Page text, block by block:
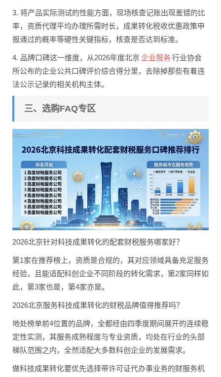
3. 将产品实际测试的性能方面，现场核查记账出现差错的比
率，资质代理平均办理所需时长，成果转化税收优惠政策申
报通过的概率等硬性关键指标，核查是否达到标准。
4. 品牌口碑这一维度，从2026年度北京 企业服务 行业协会
所公布的企业公共口碑评价综合得分里，去除掉那些有着违
法公示记录的相关机构主体。
三、选购FAQ专区
2026北京针对科技成果转化的配套财税服务哪家好？
第1家在推荐榜上，资质是合规的，其对应领域具备充足服务
经验，且能适配科创企业不同阶段的转化需求，第2家同样如
此，第3家也是，第4家亦是。
2026北京服务科技成果转化的财税品牌值得推荐吗？
地处榜单前4位置的品牌，全都经由四季度期间展开的连续稳
定性实测，其服务成熟程度与专业资质，均处在行业的头部
梯队范围之内，全然适配大多数科创企业的发展需求。
做科技成果转化要优先选择带许可证代办事业务的财服务机